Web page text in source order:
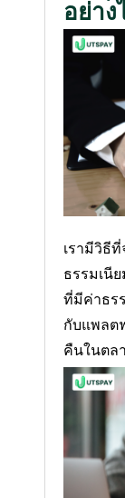
อย่าง
เรามีวิธี
ธรรมเนี
ที่มีค่าธร
กับแพลต
คืนในตล